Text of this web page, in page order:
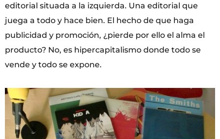
editorial situada a la izquierda. Una editorial que
juega a todo y hace bien. El hecho de que haga
publicidad y promoción, ¿pierde por ello el alma el
producto? No, es hipercapitalismo donde todo se
vende y todo se expone.